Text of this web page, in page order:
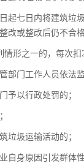
七日内将建筑垃
改或整改后仍不合
之一的，每次扣
门工作人员依法
以行政处罚的；
圾运输活动的；
身原因引发群体